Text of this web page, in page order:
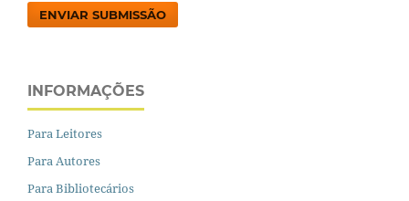
ENVIAR SUBMISSÃO
INFORMAÇÕES
Para Leitores
Para Autores
Para Bibliotecários